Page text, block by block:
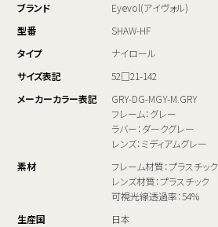
ブランド
Eyevol(アイヴォル)
型番
SHAW-HF
タイプ
ナイロール
サイズ表記
52□21-142
メーカーカラー表記
GRY-DG-MGY-M.GRY
フレーム：グレー
ラバー：ダークグレー
レンズ：ミディアムグレー
素材
フレーム材質：プラスチック
レンズ材質：プラスチック
可視光線透過率：54%
生産国
日本